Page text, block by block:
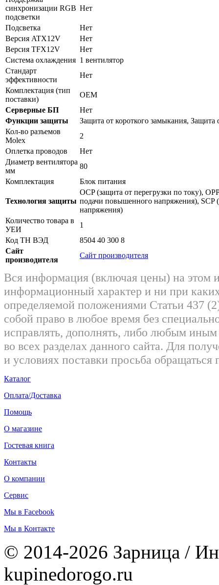
синхронизации RGB
подсветки
Нет
Подсветка
Нет
Версия ATX12V
Нет
Версия TFX12V
Нет
Система охлаждения 1 вентилятор
Стандарт
эффективности
Нет
Комплектация (тип
поставки)
OEM
Серверные БП
Нет
Функции защиты
Защита от короткого замыкания, Защита
Кол-во разъемов
Molex
2
Оплетка проводов
Нет
Диаметр вентилятора
мм
80
Комплектация
Блок питания
Технология защиты
OCP (защита от перегрузки по току),
подачи повышенного напряжения), SCP
напряжения)
Количество товара в
УЕИ
1
Код ТН ВЭД
8504 40 300 8
Сайт
производителя
Сайт производителя
Вся информация (включая цены) на этом
информационный характер и ни при
определяемой положениями Статьи 437
собой право в любое время без
исправлять, дополнять, либо любым
во всех разделах данного сайта. Для
и условиях поставки просьба
Каталог
Оплата/Доставка
Помощь
О магазине
Гостевая книга
Контакты
О компании
Сервис
Мы в Facebook
Мы в Контакте
© 2014-2026 Зарница /
kupinedorogo.ru